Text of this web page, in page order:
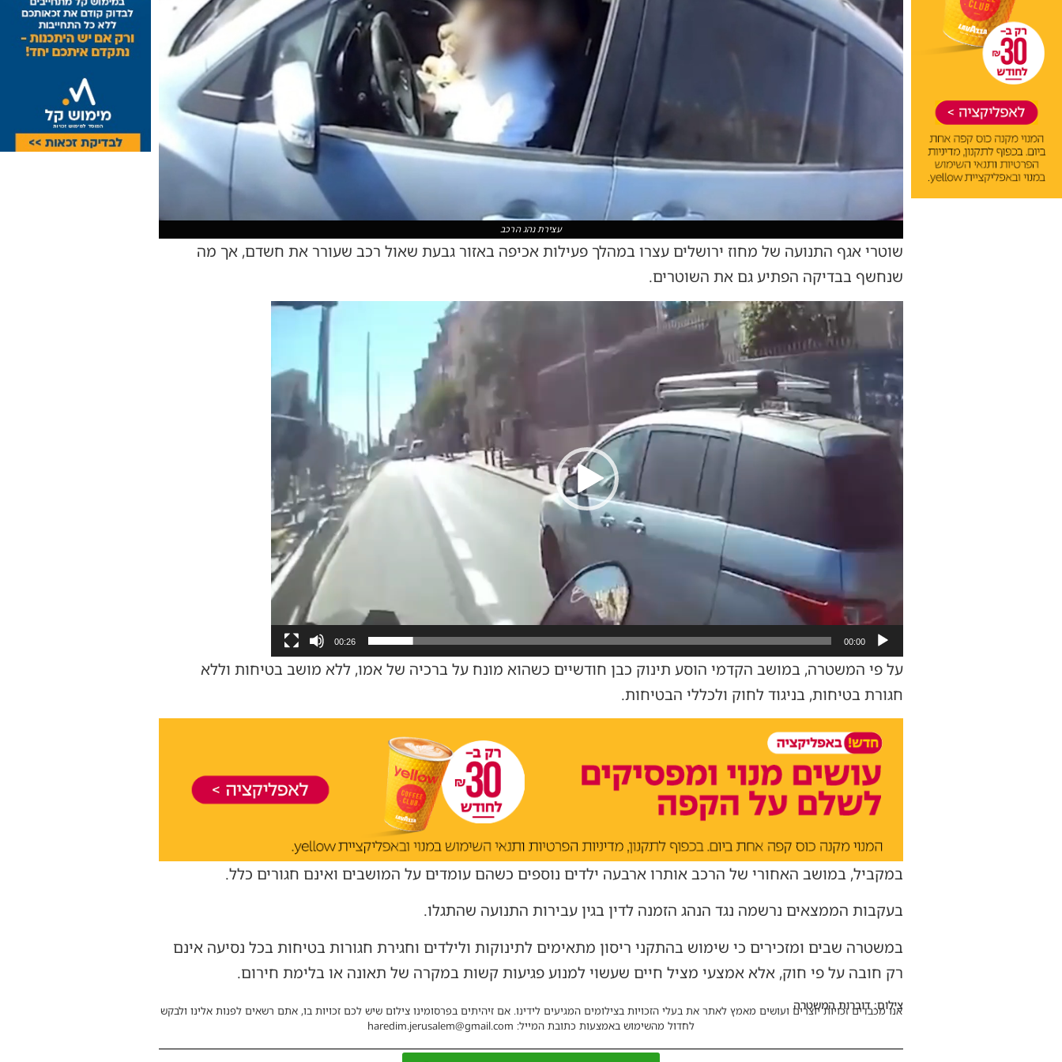
עצירת נהג הרכב
שוטרי אגף התנועה של מחוז ירושלים עצרו במהלך פעילות אכיפה באזור גבעת שאול רכב שעורר את חשדם, אך מה
שנחשף בבדיקה הפתיע גם את השוטרים.
נגן
וידאו
00:00
00:26
על פי המשטרה, במושב הקדמי הוסע תינוק כבן חודשיים כשהוא מונח על ברכיה של אמו, ללא מושב בטיחות וללא
חגורת בטיחות, בניגוד לחוק ולכללי הבטיחות.
במקביל, במושב האחורי של הרכב אותרו ארבעה ילדים נוספים כשהם עומדים על המושבים ואינם חגורים כלל.
בעקבות הממצאים נרשמה נגד הנהג הזמנה לדין בגין עבירות התנועה שהתגלו.
במשטרה שבים ומזכירים כי שימוש בהתקני ריסון מתאימים לתינוקות ולילדים וחגירת חגורות בטיחות בכל נסיעה אינם
רק חובה על פי חוק, אלא אמצעי מציל חיים שעשוי למנוע פגיעות קשות במקרה של תאונה או בלימת חירום.
צילום: דוברות המשטרה
אנו מכבדים זכויות יוצרים ועושים מאמץ לאתר את בעלי הזכויות בצילומים המגיעים לידינו. אם זיהיתים בפרסומינו צילום שיש לכם זכויות בו, אתם רשאים לפנות אלינו ולבקש
לחדול מהשימוש באמצעות כתובת המייל: haredim.jerusalem@gmail.com